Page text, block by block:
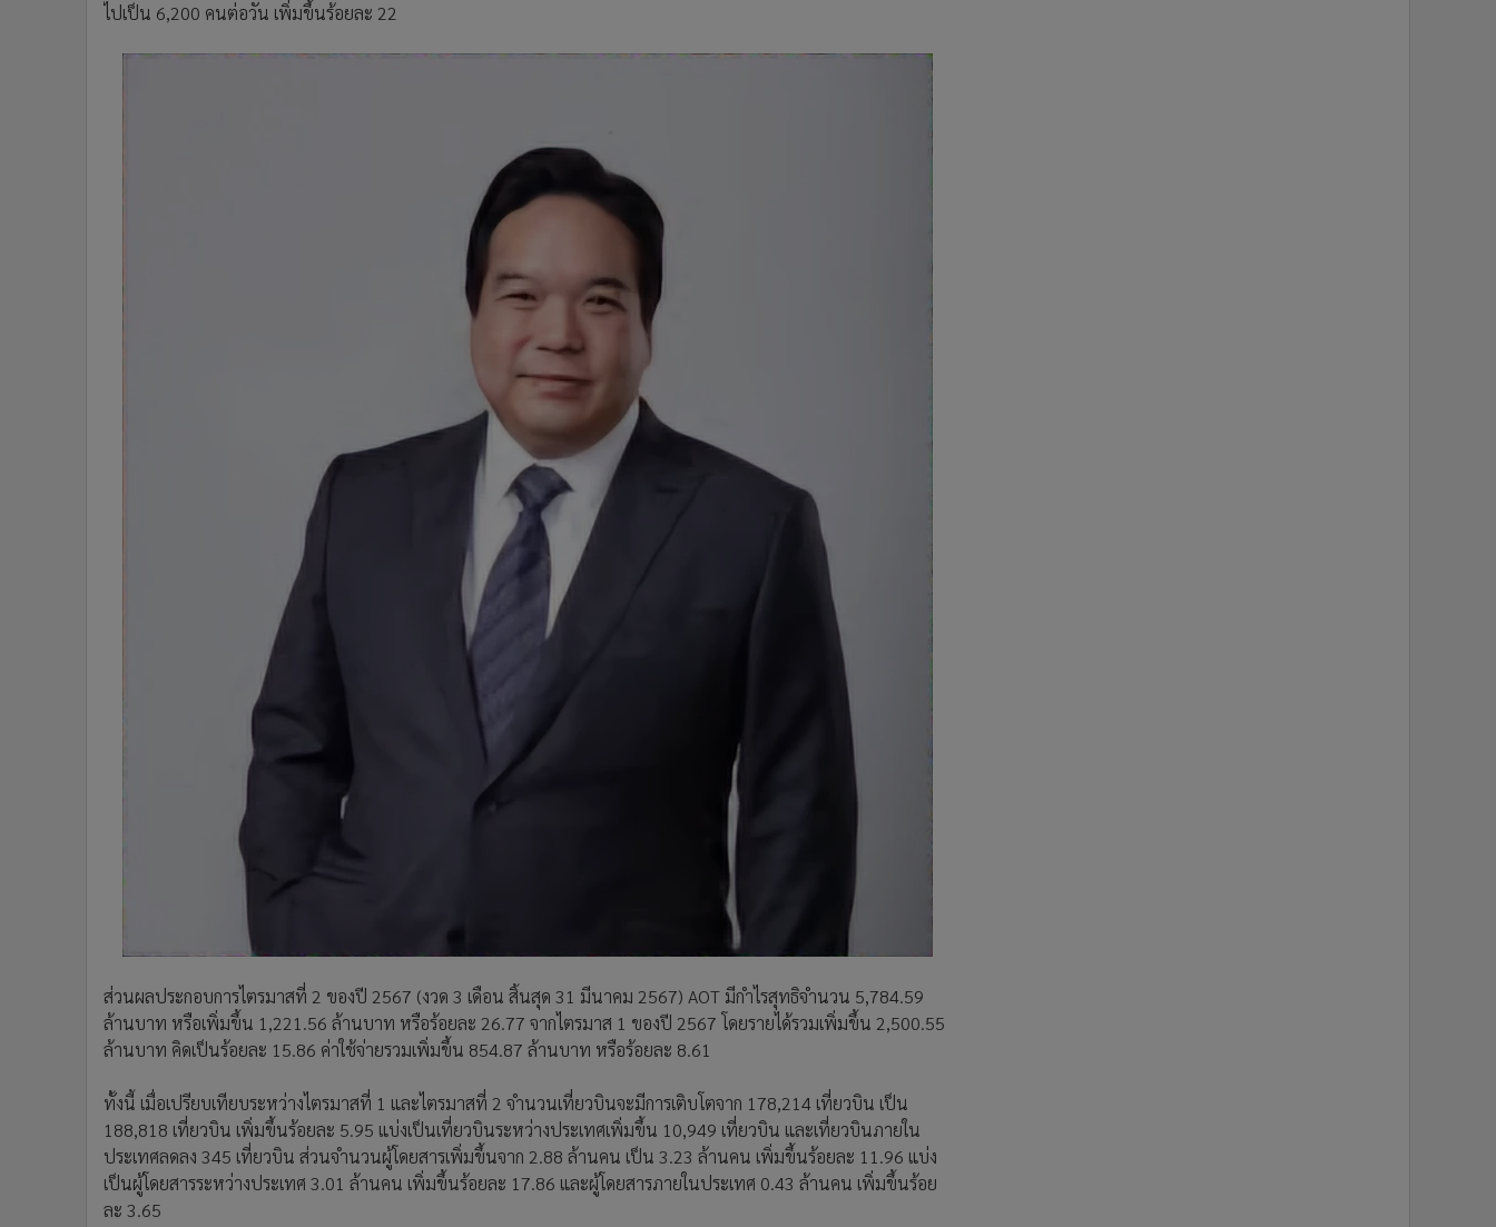
ไปเป็น 6,200 คนต่อวัน เพิ่มขึ้นร้อยละ 22
ส่วนผลประกอบการไตรมาสที่ 2 ของปี 2567 (งวด 3 เดือน สิ้นสุด 31 มีนาคม 2567) AOT มีกำไรสุทธิจำนวน 5,784.59
ล้านบาท หรือเพิ่มขึ้น 1,221.56 ล้านบาท หรือร้อยละ 26.77 จากไตรมาส 1 ของปี 2567 โดยรายได้รวมเพิ่มขึ้น 2,500.55
ล้านบาท คิดเป็นร้อยละ 15.86 ค่าใช้จ่ายรวมเพิ่มขึ้น 854.87 ล้านบาท หรือร้อยละ 8.61
ทั้งนี้ เมื่อเปรียบเทียบระหว่างไตรมาสที่ 1 และไตรมาสที่ 2 จำนวนเที่ยวบินจะมีการเติบโตจาก 178,214 เที่ยวบิน เป็น
188,818 เที่ยวบิน เพิ่มขึ้นร้อยละ 5.95 แบ่งเป็นเที่ยวบินระหว่างประเทศเพิ่มขึ้น 10,949 เที่ยวบิน และเที่ยวบินภายใน
ประเทศลดลง 345 เที่ยวบิน ส่วนจำนวนผู้โดยสารเพิ่มขึ้นจาก 2.88 ล้านคน เป็น 3.23 ล้านคน เพิ่มขึ้นร้อยละ 11.96 แบ่ง
เป็นผู้โดยสารระหว่างประเทศ 3.01 ล้านคน เพิ่มขึ้นร้อยละ 17.86 และผู้โดยสารภายในประเทศ 0.43 ล้านคน เพิ่มขึ้นร้อย
ละ 3.65